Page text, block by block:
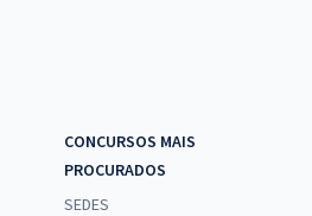
CONCURSOS MAIS
PROCURADOS
SEDES